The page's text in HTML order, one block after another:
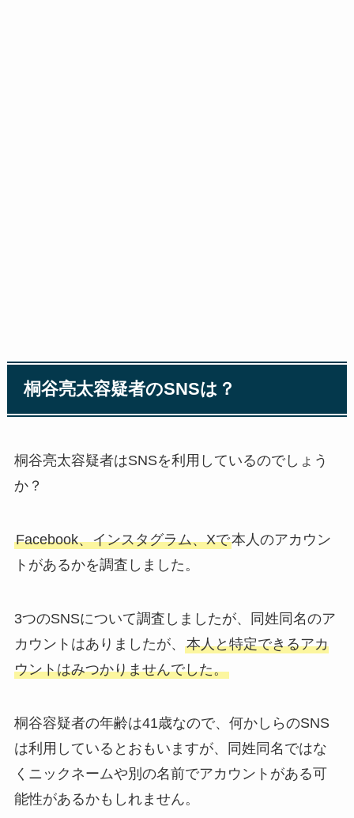
桐谷亮太容疑者のSNSは？
桐谷亮太容疑者はSNSを利用しているのでしょう
か？
Facebook、インスタグラム、Xで本人のアカウン
トがあるかを調査しました。
3つのSNSについて調査しましたが、同姓同名のア
カウントはありましたが、 本人と特定できるアカ
ウントはみつかりませんでした。
桐谷容疑者の年齢は41歳なので、何かしらのSNS
は利用しているとおもいますが、同姓同名ではな
くニックネームや別の名前でアカウントがある可
能性があるかもしれません。